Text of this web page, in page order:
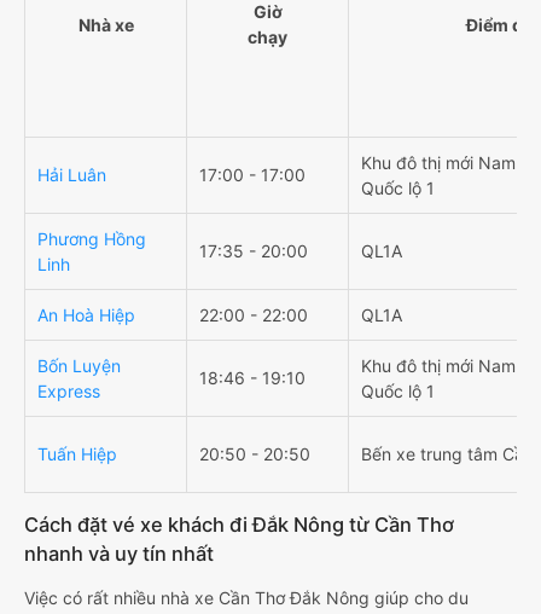
Nhà xe
Giờ
chạy
Điểm đi
Hải Luân 17:00 - 17:00
Khu đô thị mới Nam
Quốc lộ 1
Phương Hồng
Linh
17:35 - 20:00 QL1A
An Hoà Hiệp 22:00 - 22:00 QL1A
Bốn Luyện
Express
18:46 - 19:10
Khu đô thị mới Nam
Quốc lộ 1
Tuấn Hiệp 20:50 - 20:50 Bến xe trung tâm Cần
Cách đặt vé xe khách đi Đắk Nông từ Cần Thơ
nhanh và uy tín nhất
Việc có rất nhiều nhà xe Cần Thơ Đắk Nông giúp cho du